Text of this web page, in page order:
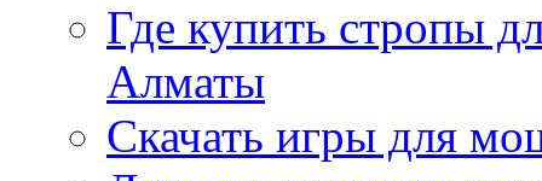
Где купить стропы
Алматы
Скачать игры для